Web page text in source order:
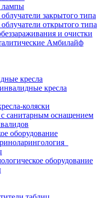
лампы
закрытого типа
открытого типа
и очистки
Амбилайф
кресла
кресла
коляски
с санитарным оснащением
оборудование
оборудование